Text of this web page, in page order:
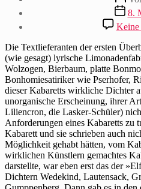
8.
Keine
Die Textlieferanten der ersten
(wie gesagt) lyrische
Wolzogen, Bierbaum, platte
Bonhomiesatiriker wie Pserhofer,
dieser Kabaretts wirkliche Dichter
unorganische Erscheinung, ihrer
Liliencron, die Lasker-Schüler)
Anforderungen eines Kabaretts zu
Kabarett und sie schrieben auch
Möglichkeit gehabt hätten, vom
wirklichen Künstlern gemachtes
darstellte, war eben erst das der
Dichtern Wedekind, Lautensack,